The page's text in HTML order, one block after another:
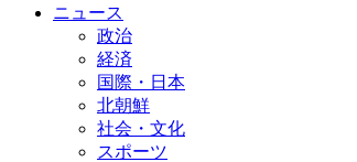
ニュース
政治
経済
国際・日本
北朝鮮
社会・文化
スポーツ